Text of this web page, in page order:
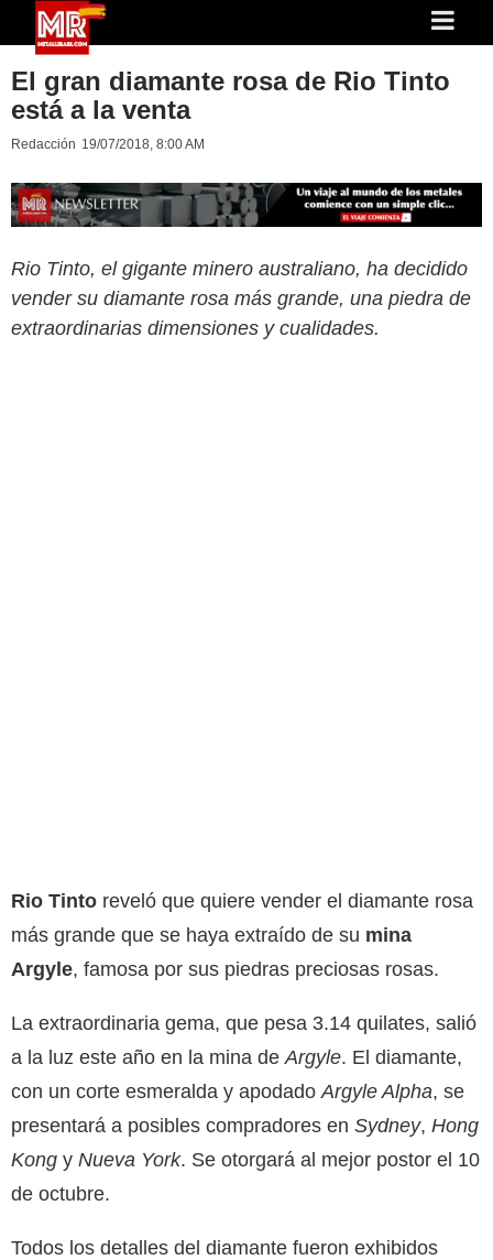
El gran diamante rosa de Rio Tinto
está a la venta
Redacción 19/07/2018, 8:00 AM
Rio Tinto, el gigante minero australiano, ha decidido
vender su diamante rosa más grande, una piedra de
extraordinarias dimensiones y cualidades.
Rio Tinto reveló que quiere vender el diamante rosa
más grande que se haya extraído de su mina
Argyle, famosa por sus piedras preciosas rosas.
La extraordinaria gema, que pesa 3.14 quilates, salió
a la luz este año en la mina de Argyle. El diamante,
con un corte esmeralda y apodado Argyle Alpha, se
presentará a posibles compradores en Sydney, Hong
Kong y Nueva York. Se otorgará al mejor postor el 10
de octubre.
Todos los detalles del diamante fueron exhibidos